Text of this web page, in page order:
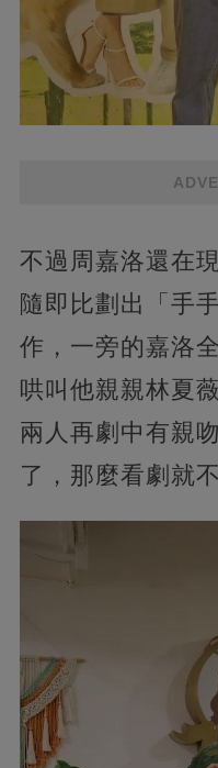
不過周嘉洛還在
隨即比劃出「手
作，一旁的嘉洛
哄叫他親親林夏
兩人再劇中有親
了，那麼看劇就